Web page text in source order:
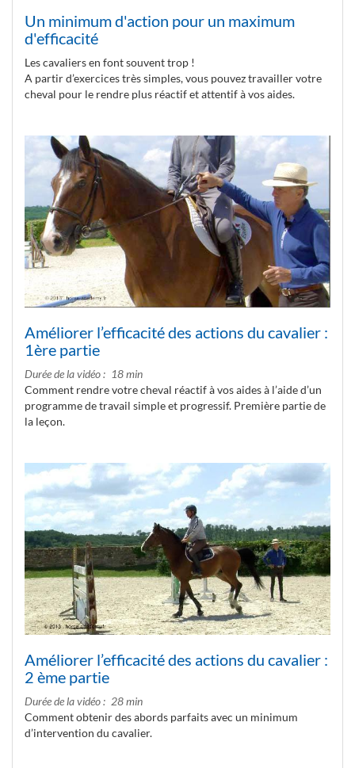
Un minimum d'action pour un maximum
d'efficacité
Les cavaliers en font souvent trop !
A partir d’exercices très simples, vous pouvez travailler votre
cheval pour le rendre plus réactif et attentif à vos aides.
Améliorer l’efficacité des actions du cavalier :
1ère partie
Durée de la vidéo
18 min
Comment rendre votre cheval réactif à vos aides à l’aide d’un
programme de travail simple et progressif. Première partie de
la leçon.
Améliorer l’efficacité des actions du cavalier :
2 ème partie
Durée de la vidéo
28 min
Comment obtenir des abords parfaits avec un minimum
d’intervention du cavalier.